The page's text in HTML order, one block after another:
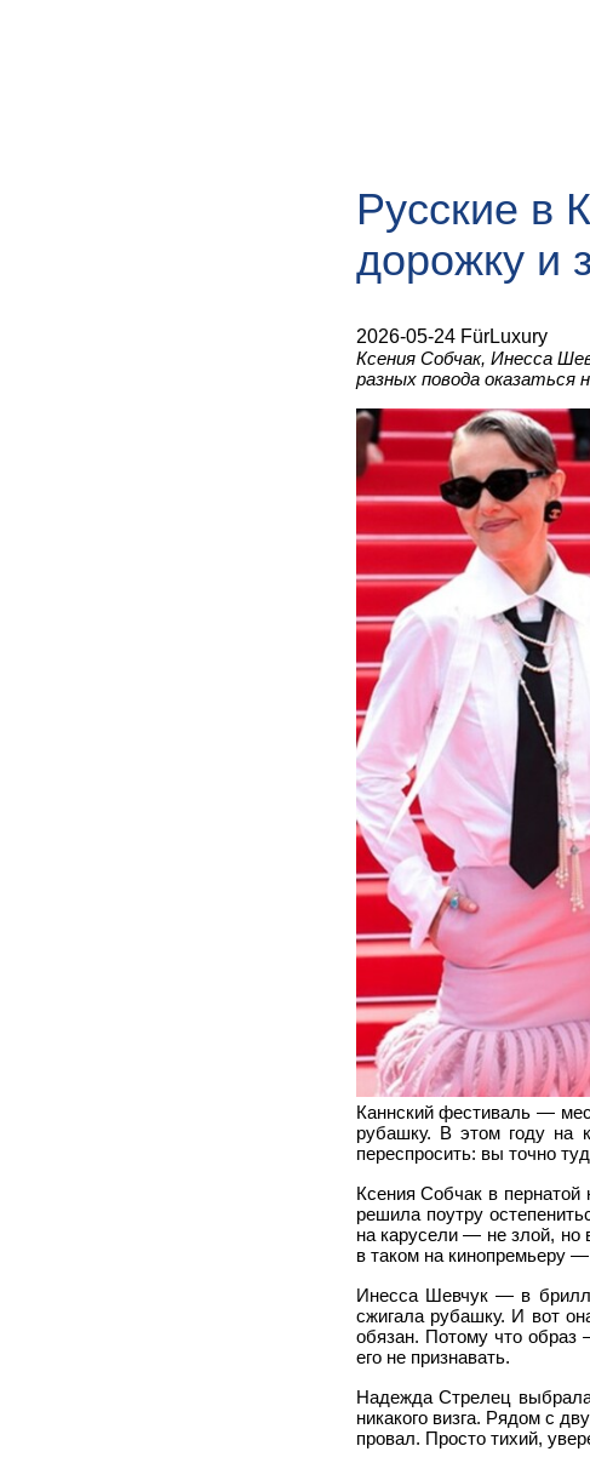
Русские в
дорожку и
2026-05-24 FürLuxury
Ксения Собчак, Инесса
разных повода оказаться
Каннский фестиваль —
рубашку. В этом году на
переспросить: вы точно
Ксения Собчак в
решила поутру
на карусели — не злой,
в таком на кинопремьеру
Инесса Шевчук — в
сжигала рубашку. И вот
обязан. Потому что образ
его не признавать.
Надежда Стрелец
никакого визга. Рядом с
провал. Просто тихий,